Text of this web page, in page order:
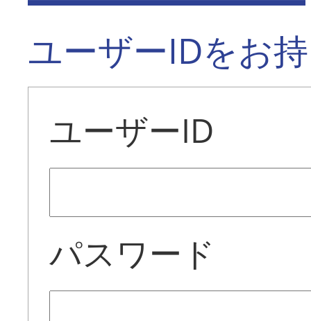
ユーザーIDをお
ユーザーID
パスワード